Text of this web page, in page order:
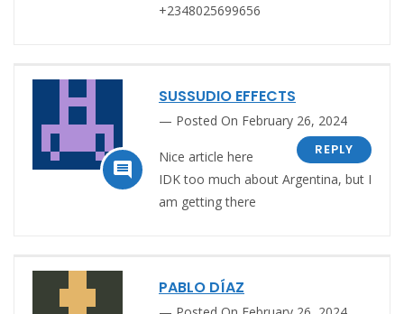
+2348025699656

SUSSUDIO EFFECTS
Posted On February 26, 2024
REPLY
Nice article here
IDK too much about Argentina, but I
am getting there
PABLO DÍAZ